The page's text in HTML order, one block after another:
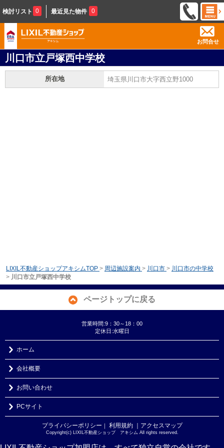
検討リスト 0 最近見た物件 0
お問合せ
川口市立戸塚西中学校
所在地 埼玉県川口市大字西立野1000
LIXIL不動産ショップアキシムTOP > 周辺施設案内 > 川口市 > 川口市の中学校
> 川口市立戸塚西中学校
ページトップに戻る
営業時間:9：30～18：00
定休日:水曜日
ホーム
会社概要
お問い合わせ
PCサイト
プライバシーポリシー ｜ 利用規約 ｜アクセスマップ
Copyright(c) LIXIL不動産ショップ アキシム All rights reserved.